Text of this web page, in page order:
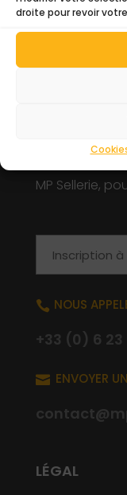
droite pour revoir
MP-
MP Sellerie,
 NOUS
+33 (0) 6 23
 ENVOYER
LÉGAL